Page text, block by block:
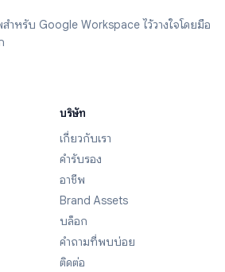
ำหรับ Google Workspace ไว้วางใจโดยมือ
บริษัท
เกี่ยวกับเรา
คำรับรอง
อาชีพ
Brand Assets
บล็อก
คำถามที่พบบ่อย
ติดต่อ